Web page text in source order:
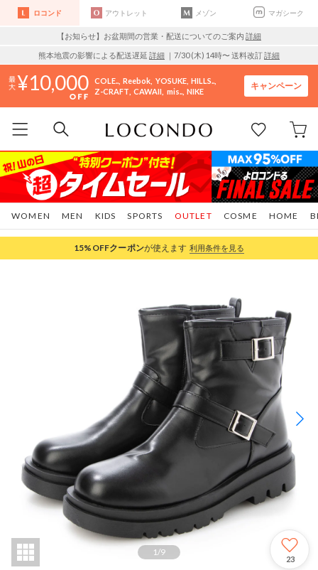
ロコンド アウトレット メゾン マガシーク
【お知らせ】お盆期間の営業・配送についてのご案内 詳細
熊本地震の影響による配送遅延 詳細 ｜7/30 (木) 14時〜 送料改訂詳細
10,000 COLE.. Reebok YOSUKE HILLS..
Z-CRAFT CAWAII mis.. NIKE
キャンペーン
WOMEN MEN KIDS SPORTS COSME HOME
OUTLET
15%OFFクーポンが使えます 利用条件を見る
1/9
23